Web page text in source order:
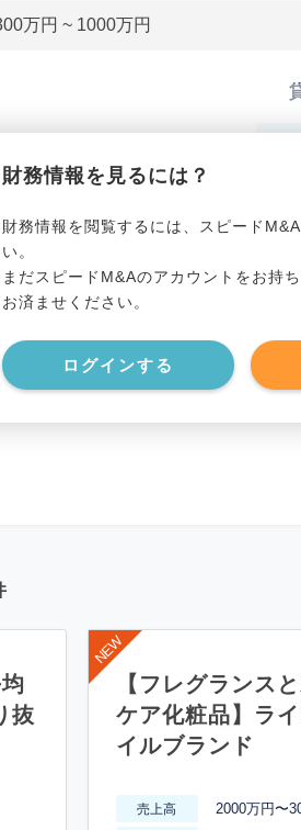
万円 ~ 1000万円
財務情報を見るには？
財務情報を閲覧するには、スピード
い。
まだスピードM&Aのアカウントをお持
お済ませください。
ログインする
純
現
抜
【フレグランス
ケア化粧品】ラ
イルブランド
売上高 2000万円〜